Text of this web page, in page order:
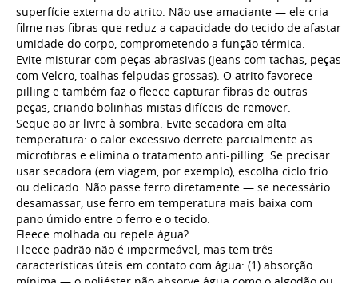
superfície externa do atrito. Não use amaciante — ele cria
filme nas fibras que reduz a capacidade do tecido de afastar
umidade do corpo, comprometendo a função térmica.
Evite misturar com peças abrasivas (jeans com tachas, peças
com Velcro, toalhas felpudas grossas). O atrito favorece
pilling e também faz o fleece capturar fibras de outras
peças, criando bolinhas mistas difíceis de remover.
Seque ao ar livre à sombra. Evite secadora em alta
temperatura: o calor excessivo derrete parcialmente as
microfibras e elimina o tratamento anti-pilling. Se precisar
usar secadora (em viagem, por exemplo), escolha ciclo frio
ou delicado. Não passe ferro diretamente — se necessário
desamassar, use ferro em temperatura mais baixa com
pano úmido entre o ferro e o tecido.
Fleece molhada ou repele água?
Fleece padrão não é impermeável, mas tem três
características úteis em contato com água: (1) absorção